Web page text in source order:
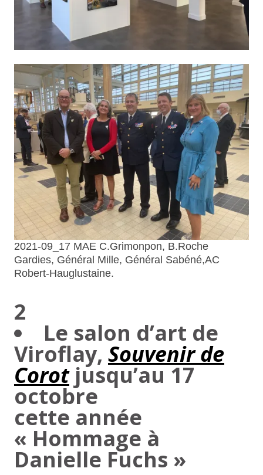
2021-09_17 MAE C.Grimonpon, B.Roche
Gardies, Général Mille, Général Sabéné,AC
Robert-Hauglustaine.
2
Le salon d’art de
Viroflay, Souvenir de
Corotjusqu’au 17
octobre
cette année
« Hommage à
Danielle Fuchs »